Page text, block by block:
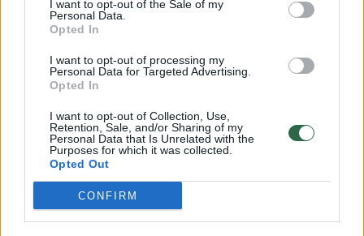
I want to opt-out of the Sale of my
Personal Data.
Opted In
I want to opt-out of processing my
Personal Data for Targeted Advertising.
Opted In
I want to opt-out of Collection, Use,
Retention, Sale, and/or Sharing of my
Personal Data that Is Unrelated with the
Purposes for which it was collected.
Opted Out
CONFIRM
00:00:30
Vaizdai iš tragiškos avarijos Vilniaus r.: dviejų moterų ir
vaiko gyvybių išgelbėti nepavyko
Žinios | Lietuvos diena
Savaitės vidurys nusimato karštas: temperatūra kils iki
32 laipsnių šilumos
Žinios | Orai
00:00:59
Nufilmavo, kaip patvino Vilniaus Vakarinis aplinkkelis: